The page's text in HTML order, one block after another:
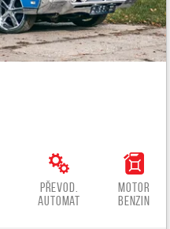
Převod.
automat
Motor
benzin